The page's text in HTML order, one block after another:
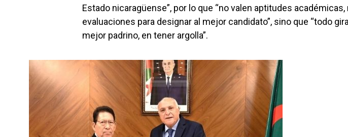
Estado nicaragüense”, por lo que “no valen aptitudes
evaluaciones para designar al mejor candidato”, sino que “todo
mejor padrino, en tener argolla”.